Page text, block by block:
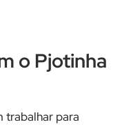
o Pjotinha
trabalhar para